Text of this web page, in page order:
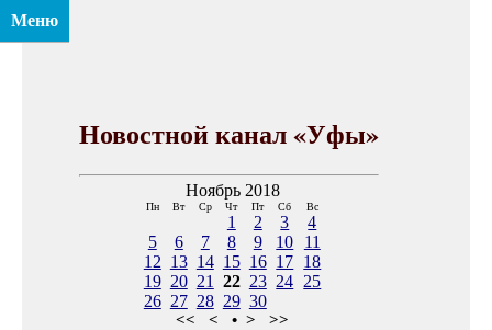
Меню
Новостной канал «Уфы»
Ноябрь 2018
Пн Вт Ср Чт Пт Сб Вс
1 2 3
4
5
6 7 8 9 10
11
12 13 14 15 16 17 18
19 20 21 22 23 24 25
26 27 28 29 30
<< < • > >>